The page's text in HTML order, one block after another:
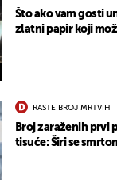
Što ako vam gosti
zlatni papir koji
RASTE BROJ MRTVIH
Broj zaraženih prvi
tisuće: Širi se